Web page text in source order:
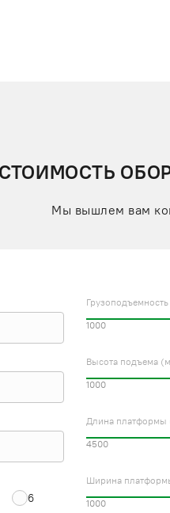
Мы вышлем вам
6
Грузоподъемность
1000
Высота подъема
1000
Длина
4500
Ширина
1000